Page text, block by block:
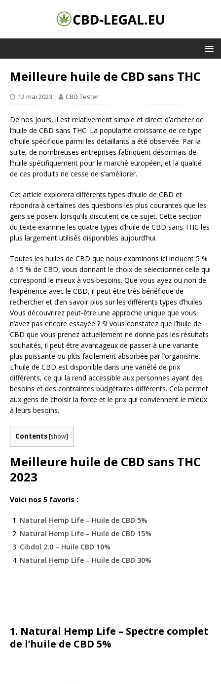
Meilleure huile de CBD sans THC
12 mai 2023 CBD Tester
De nos jours, il est relativement simple et direct d’acheter de
l’huile de CBD sans THC. La popularité croissante de ce type
d’huile spécifique parmi les détaillants a été observée. Par la
suite, de nombreuses entreprises fabriquent désormais de
l’huile spécifiquement pour le marché européen, et la qualité
de ces produits ne cesse de s’améliorer.
Cet article explorera différents types d’huile de CBD et
répondra à certaines des questions les plus courantes que les
gens se posent lorsqu’ils discutent de ce sujet. Cette section
du texte examine les quatre types d’huile de CBD sans THC les
plus largement utilisés disponibles aujourd’hui.
Toutes les huiles de CBD que nous examinons ici incluent 5 %
à 15 % de CBD, vous donnant le choix de sélectionner celle qui
correspond le mieux à vos besoins. Que vous ayez ou non de
l’expérience avec le CBD, il peut être très bénéfique de
rechercher et d’en savoir plus sur les différents types d’huiles.
Vous découvrirez peut-être une approche unique que vous
n’avez pas encore essayée ? Si vous constatez que l’huile de
CBD que vous prenez actuellement ne donne pas les résultats
souhaités, il peut être avantageux de passer à une variante
plus puissante ou plus facilement absorbée par l’organisme.
L’huile de CBD est disponible dans une variété de prix
différents, ce qui la rend accessible aux personnes ayant des
besoins et des contraintes budgétaires différents. Cela permet
aux gens de choisir la force et le prix qui conviennent le mieux
à leurs besoins.
Contents [show]
Meilleure huile de CBD sans THC
2023
Voici nos 5 favoris :
Natural Hemp Life – Huile de CBD 5%
Natural Hemp Life – Huile de CBD 15%
Cibdol 2.0 – Huile CBD 10%
Natural Hemp Life – Huile de CBD 30%
1. Natural Hemp Life – Spectre complet
de l’huile de CBD 5%